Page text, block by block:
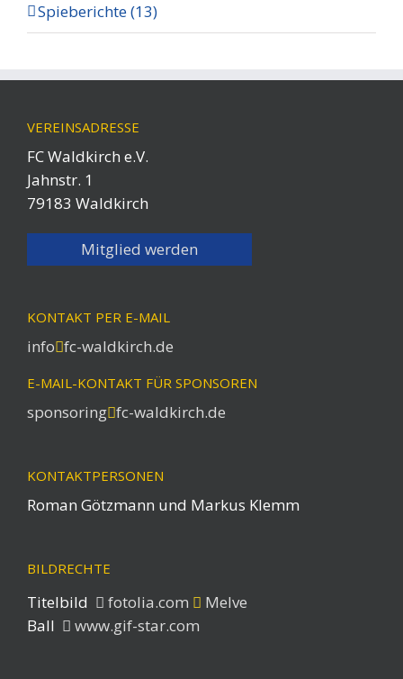
Spieberichte (13)
VEREINSADRESSE
FC Waldkirch e.V.
Jahnstr. 1
79183 Waldkirch
Mitglied werden
KONTAKT PER E-MAIL
info fc-waldkirch.de
E-MAIL-KONTAKT FÜR SPONSOREN
sponsoring fc-waldkirch.de
KONTAKTPERSONEN
Roman Götzmann und Markus Klemm
BILDRECHTE
Titelbild fotolia.com
Melve
Ball
www.gif-star.com